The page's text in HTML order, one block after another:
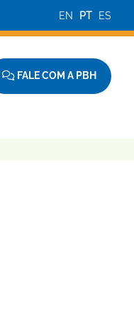
EN PT ES
FALE COM A PBH